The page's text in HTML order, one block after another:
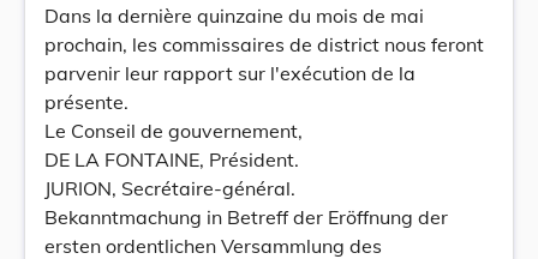
Dans la dernière quinzaine du mois de mai
prochain, les commissaires de district nous feront
parvenir leur rapport sur l'exécution de la
présente.
Le Conseil de gouvernement,
DE LA FONTAINE, Président.
JURION, Secrétaire-général.
Bekanntmachung in Betreff der Eröffnung der
ersten ordentlichen Versammlung des